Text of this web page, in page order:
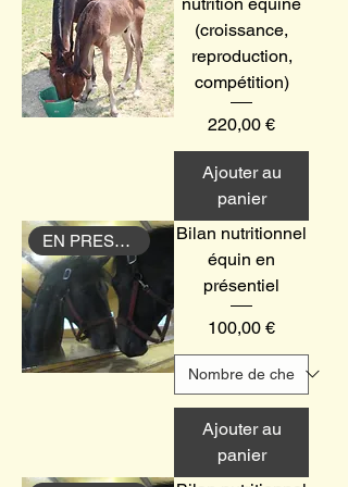
(croissance,
reproduction,
compétition)
Prix
220,00 €
Ajouter au
panier
EN PRESENTIEL
Bilan nutritionnel
équin en
présentiel
Prix
100,00 €
Ajouter au
panier